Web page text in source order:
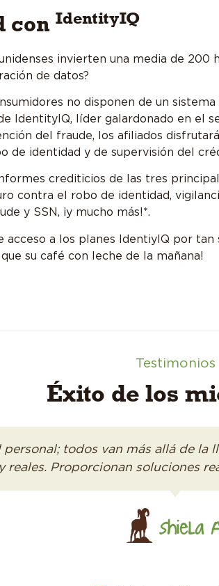
con IdentityIQ
invierten una media de 200
de datos?
no disponen de un sistema
IdentityIQ, líder galardonado en el
del fraude, los afiliados
de identidad y de supervisión del
crediticios de las tres
contra el robo de identidad,
y SSN, ¡y mucho más!*.
acceso a los planes IdentiyIQ por tan
su café con leche de la mañana!
Testimonios
Éxito de los
todos van más allá de
reales. Proporcionan soluciones
Shiela